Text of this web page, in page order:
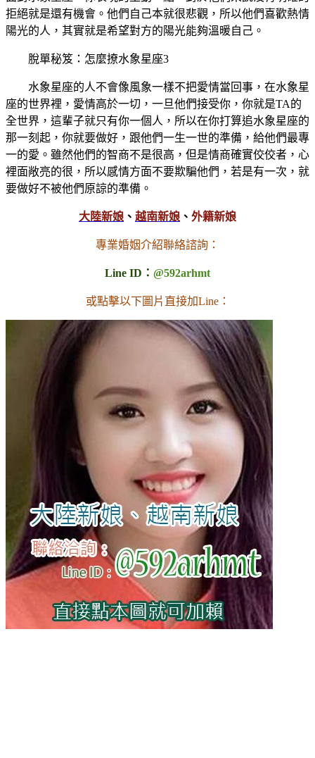
拒絕就是還有機會。他們自己本就很悲觀，所以他們喜歡熱情
陽光的人，其實就是希望對方的陽光能夠溫暖自己。
脫單秘笈：怎麼撩水象星座3
水象星座的人不會像風象一樣不把愛情當回事，在水象星
座的世界裡，愛情高於一切，一旦他們接受你，你就是TA的
全世界，這輩子就只有你一個人，所以在你打算追水象星座的
那一刻起，你就要做好，跟他們一生一世的準備，給他們最專
一的愛。雖然他們的智商不是很高，但是情商確實佼佼者，心
裡面敞亮的很，所以感情方面不要欺騙他們，若是有一次，就
要做好不被他們原諒的準備。
大陸新娘 、 越南新娘 、 外籍新娘
專業婚姻介紹聯絡諮詢：
Line ID： @592arhmt
或點擊以下圖片直接加Line：